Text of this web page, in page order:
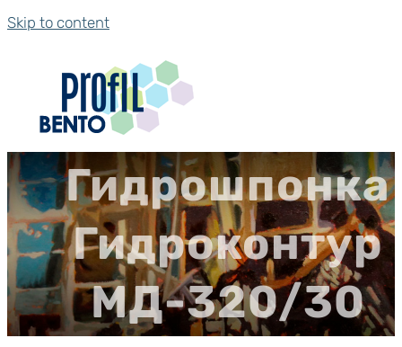
Skip to content
Гидрошпонка
Гидроконтур
МД-320/30